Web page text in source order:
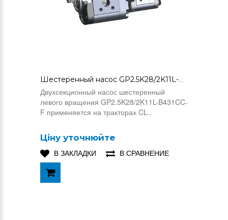
Шестеренный насос GP2.5K28/2K11L-B431CC-F (11134050)
Двухсекционный насос шестеренный
левого вращения GP2.5K28/2K11L-B431CC-
F применяется на тракторах CL..
Ціну уточнюйте
В ЗАКЛАДКИ
В СРАВНЕНИЕ